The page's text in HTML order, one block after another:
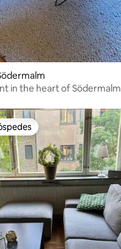
in the heart of Södermalm